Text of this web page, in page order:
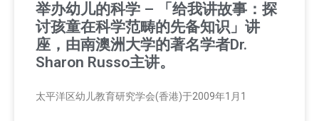
举办幼儿的科学 – 「给我讲故事：探
讨孩童在科学范畴的先备知识」讲
座，由南澳洲大学的著名学者Dr.
Sharon Russo主讲。
太平洋区幼儿教育研究学会(香港)于2009年1月1